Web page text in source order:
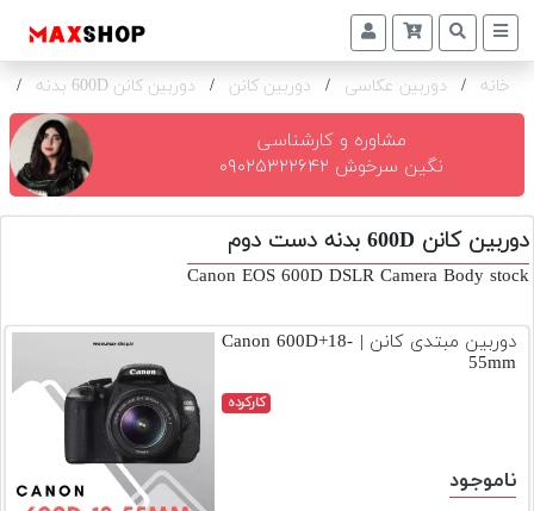
دوربین
و
تجهیزات
و
اکسسوری
دوم
اجاره
دوربین
خانه / دوربین عکاسی / دوربین کانن / دوربین کانن 600D بدنه /
مشاوره و کارشناسی
نگین سرخوش ۰۹۰۲۵۳۲۲۶۴۲
دوربین کانن 600D بدنه دست دوم
Canon EOS 600D DSLR Camera Body stock
دوربین مبتدی کانن | Canon 600D+18-
55mm
کارکرده
ناموجود